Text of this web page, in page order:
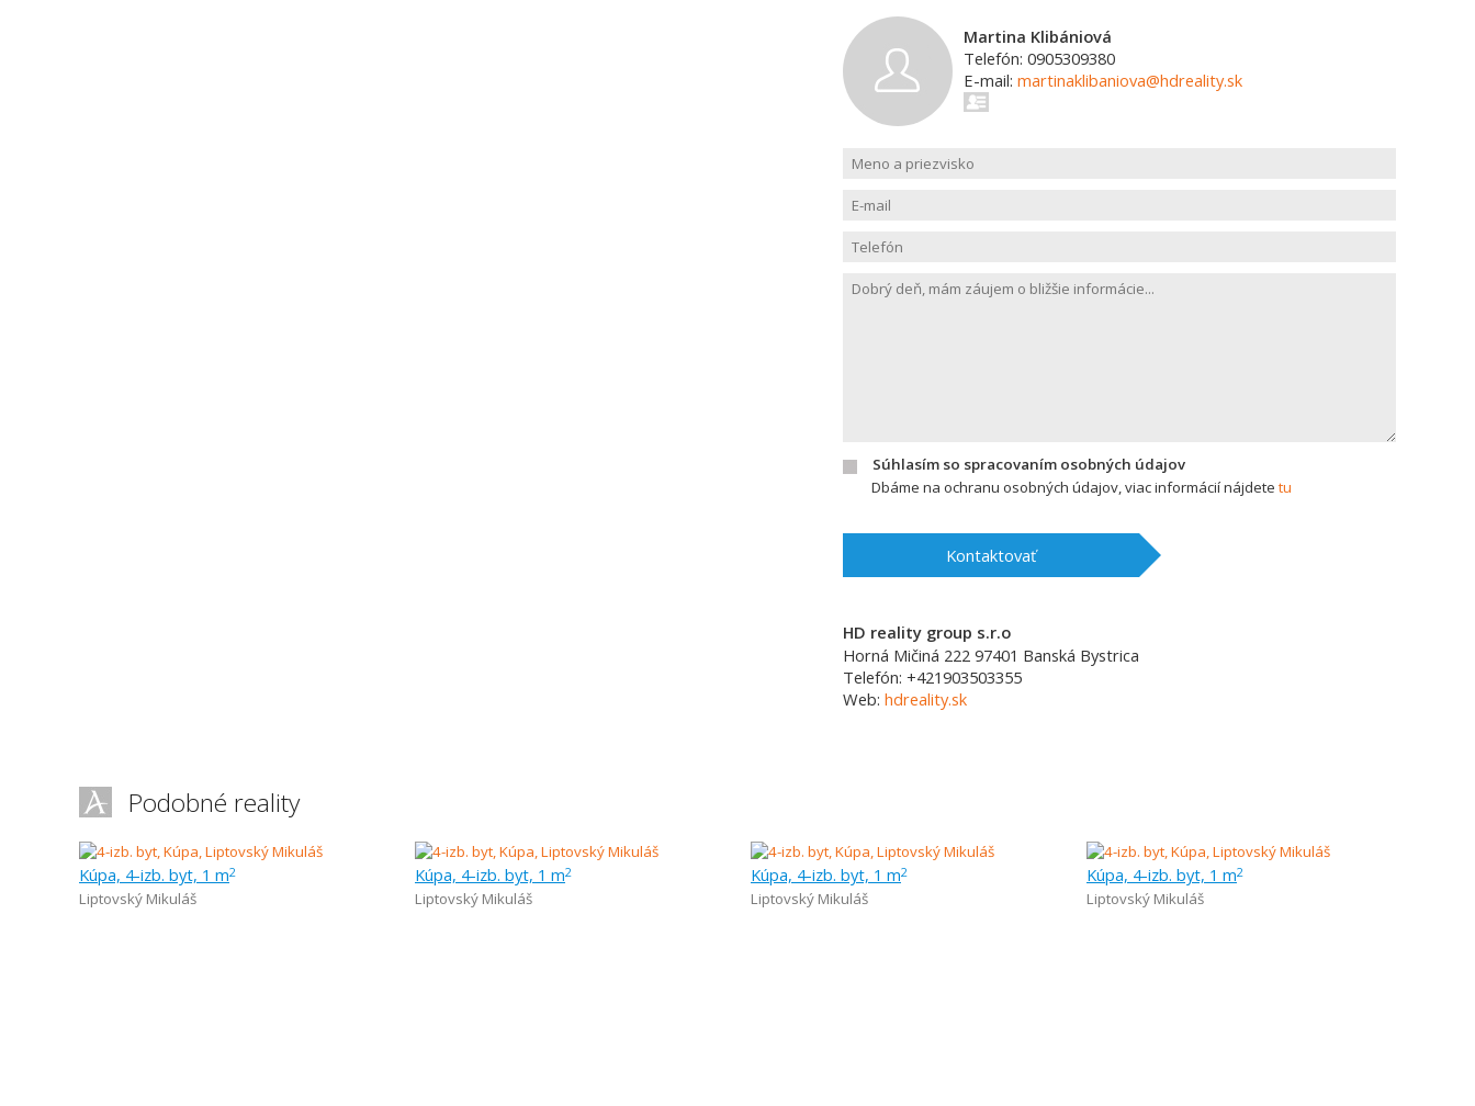
Martina Klibániová
Telefón: 0905309380
E-mail: martinaklibaniova@hdreality.sk
Súhlasím so spracovaním osobných údajov
Dbáme na ochranu osobných údajov, viac informácií nájdete tu
Kontaktovať
HD reality group s.r.o
Horná Mičiná 222 97401 Banská Bystrica
Telefón: +421903503355
Web: hdreality.sk
Podobné reality
Kúpa, 4-izb. byt, 1 m2
Liptovský Mikuláš
Kúpa, 4-izb. byt, 1 m2
Liptovský Mikuláš
Kúpa, 4-izb. byt, 1 m2
Liptovský Mikuláš
Kúpa, 4-izb. byt, 1 m2
Liptovský Mikuláš